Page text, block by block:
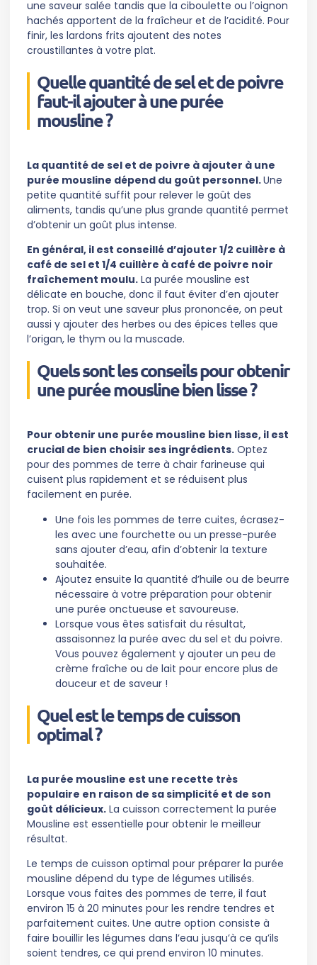
une saveur salée tandis que la ciboulette ou l’oignon
hachés apportent de la fraîcheur et de l’acidité. Pour
finir, les lardons frits ajoutent des notes
croustillantes à votre plat.
Quelle quantité de sel et de poivre
faut-il ajouter à une purée
mousline ?
La quantité de sel et de poivre à ajouter à une
purée mousline dépend du goût personnel.Une
petite quantité suffit pour relever le goût des
aliments, tandis qu’une plus grande quantité permet
d’obtenir un goût plus intense.
En général, il est conseillé d’ajouter 1/2 cuillère à
café de sel et 1/4 cuillère à café de poivre noir
fraîchement moulu. La purée mousline est
délicate en bouche, donc il faut éviter d’en ajouter
trop. Si on veut une saveur plus prononcée, on peut
aussi y ajouter des herbes ou des épices telles que
l’origan, le thym ou la muscade.
Quels sont les conseils pour obtenir
une purée mousline bien lisse ?
Pour obtenir une purée mousline bien lisse, il est
crucial de bien choisir ses ingrédients. Optez
pour des pommes de terre à chair farineuse qui
cuisent plus rapidement et se réduisent plus
facilement en purée.
Une fois les pommes de terre cuites, écrasez-
les avec une fourchette ou un presse-purée
sans ajouter d’eau, afin d’obtenir la texture
souhaitée.
Ajoutez ensuite la quantité d’huile ou de beurre
nécessaire à votre préparation pour obtenir
une purée onctueuse et savoureuse.
Lorsque vous êtes satisfait du résultat,
assaisonnez la purée avec du sel et du poivre.
Vous pouvez également y ajouter un peu de
crème fraîche ou de lait pour encore plus de
douceur et de saveur !
Quel est le temps de cuisson
optimal ?
La purée mousline est une recette très
populaire en raison de sa simplicité et de son
goût délicieux. La cuisson correctement la purée
Mousline est essentielle pour obtenir le meilleur
résultat.
Le temps de cuisson optimal pour préparer la purée
mousline dépend du type de légumes utilisés.
Lorsque vous faites des pommes de terre, il faut
environ 15 à 20 minutes pour les rendre tendres et
parfaitement cuites. Une autre option consiste à
faire bouillir les légumes dans l’eau jusqu’à ce qu’ils
soient tendres, ce qui prend environ 10 minutes.